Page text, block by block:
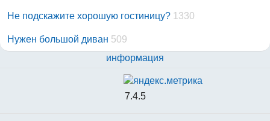
Не подскажите хорошую гостиницу? 1330
Нужен большой диван 509
информация
7.4.5